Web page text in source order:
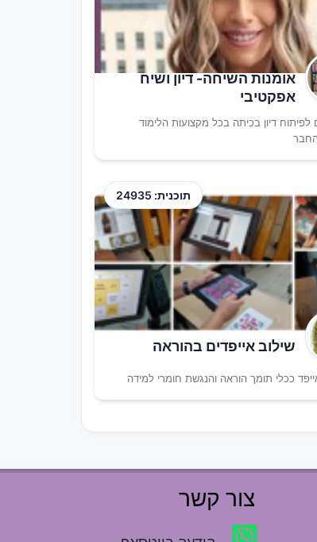
אומנות השיחה- דיון ושיח
אפקטיבי
לפיתוח דיון בכיתה בכל מקצועות הלימוד
החבר
תוכנית: 24935
שילוב אייפדים בהוראה
ככלי תומך הוראה והנגשת חומרי למידה
צור קשר